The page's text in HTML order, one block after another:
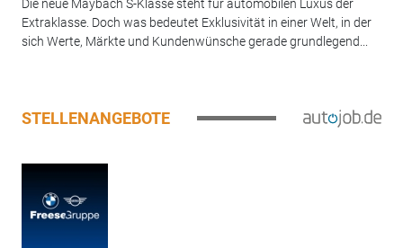
Die neue Maybach S-Klasse steht für automobilen Luxus der
Extraklasse. Doch was bedeutet Exklusivität in einer Welt, in der
sich Werte, Märkte und Kundenwünsche gerade grundlegend...
STELLENANGEBOTE